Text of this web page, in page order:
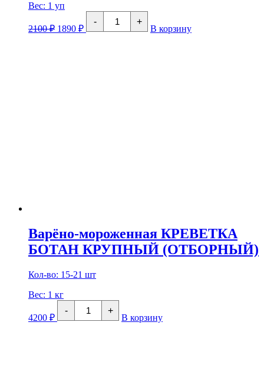
Вес: 1 уп
2100₽ 1890 ₽
-
Количество
товара
КРЕВЕТКА
+
В корзину
Варёно-мороженная КРЕВЕТКА
БОТАН КРУПНЫЙ (ОТБОРНЫЙ)
Кол-во: 15-21 шт
Вес: 1 кг
4200 ₽
-
Количество
товара
Варёно-
+
В корзину